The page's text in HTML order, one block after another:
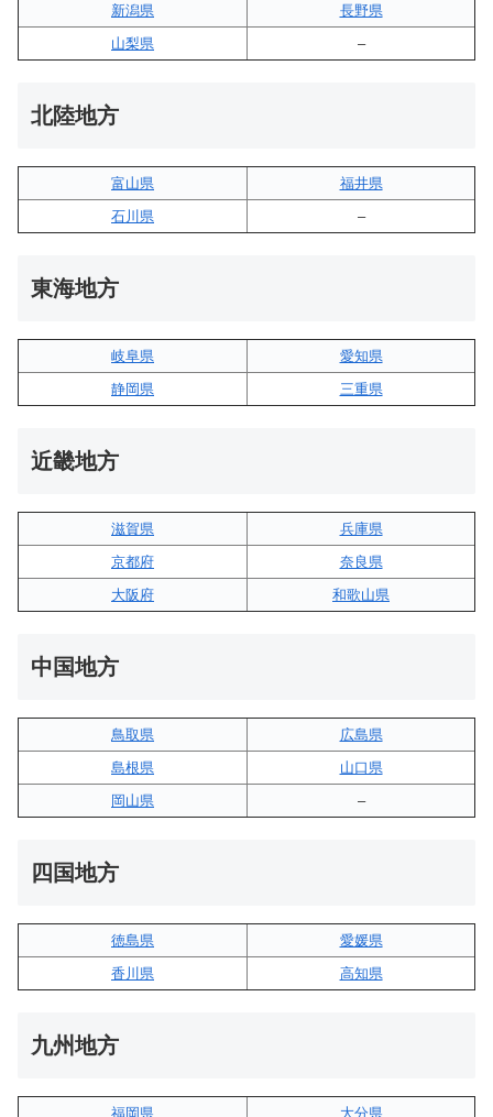
新潟県
長野県
山梨県
–
北陸地方
富山県
福井県
石川県
–
東海地方
岐阜県
愛知県
静岡県
三重県
近畿地方
滋賀県
兵庫県
京都府
奈良県
大阪府
和歌山県
中国地方
鳥取県
広島県
島根県
山口県
岡山県
–
四国地方
徳島県
愛媛県
香川県
高知県
九州地方
福岡県 大分県